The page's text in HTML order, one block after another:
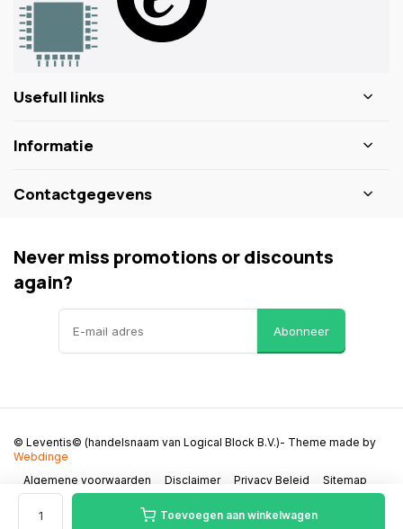
Toevoegen aan winkelwagen
Usefull links
Informatie
Contactgegevens
Never miss promotions or discounts
again?
Abonneer
Algemene voorwaarden Disclaimer Privacy Beleid Sitemap
© Leventis© (handelsnaam van Logical Block B.V.)- Theme made by
Webdinge